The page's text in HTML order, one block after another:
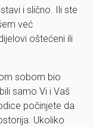
i slično. Ili ste
već
oštećeni ili
sobom bio
samo Vi i Vaš
počinjete da
Ukoliko